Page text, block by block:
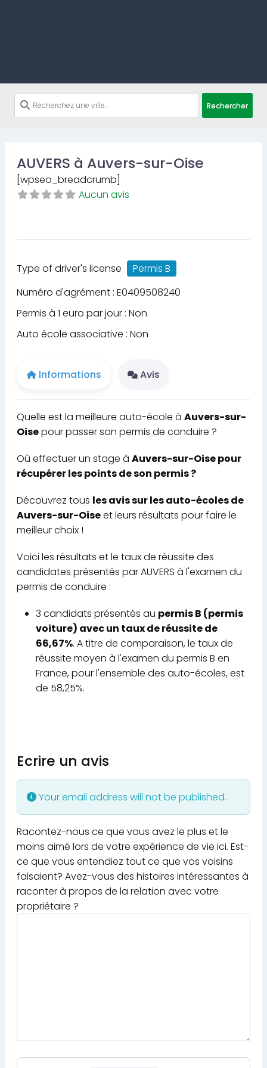
Rechercher
AUVERS à Auvers-sur-Oise
[wpseo_breadcrumb]
Aucun avis
Type of driver's license
Permis B
Numéro d'agrément : E0409508240
Permis à 1 euro par jour : Non
Auto école associative : Non
Informations Avis
Quelle est la meilleure auto-école à Auvers-sur-
Oisepour passer son permis de conduire ?
Où effectuer un stage à Auvers-sur-Oise pour
récupérer les points de son permis ?
Découvrez tous les avis sur les auto-écoles de
Auvers-sur-Oiseet leurs résultats pour faire le
meilleur choix !
Voici les résultats et le taux de réussite des
candidates présentés par AUVERS à l'examen du
permis de conduire :
3 candidats présentés au permis B (permis
voiture) avec un taux de réussite de
66,67%. A titre de comparaison, le taux de
réussite moyen à l'examen du permis B en
France, pour l'ensemble des auto-écoles, est
de 58,25%.
Ecrire un avis
Your email address will not be published.
Racontez-nous ce que vous avez le plus et le
moins aimé lors de votre expérience de vie ici. Est-
ce que vous entendiez tout ce que vos voisins
faisaient? Avez-vous des histoires intéressantes à
raconter à propos de la relation avec votre
propriétaire ?